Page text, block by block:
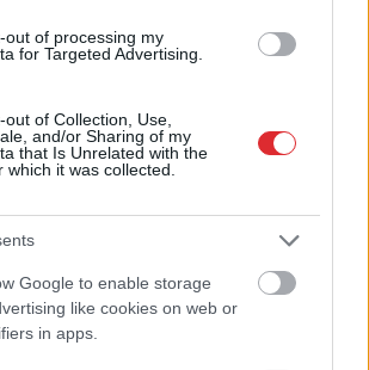
out of processing my
for Targeted Advertising.
of Collection, Use,
and/or Sharing of my
that Is Unrelated with the
which it was collected.
Google to enable storage
like cookies on web or
in apps.
rast naudu vēža
pacientiem
četrus augļus ar kuru ēšanu
vecuma nevajadzētu pārlieku
“Skaidrs, ka tas ir
Bet vai jūs domājat, ka
ir muļķi?”
Atcelt Ziņot